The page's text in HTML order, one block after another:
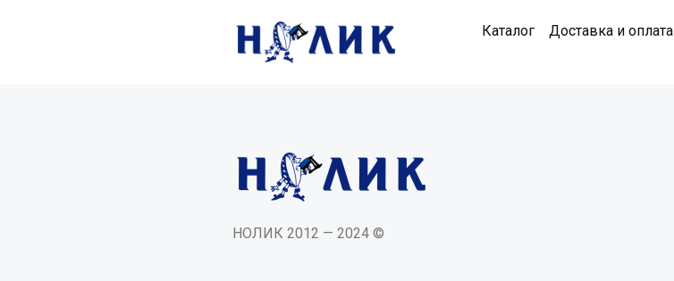
Каталог Доставка и оплата
НОЛИК 2012 — 2024 ©